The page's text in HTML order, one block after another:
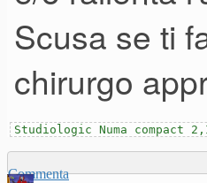
Scusa se ti
chirurgo
Studiologic Numa compact
Commenta